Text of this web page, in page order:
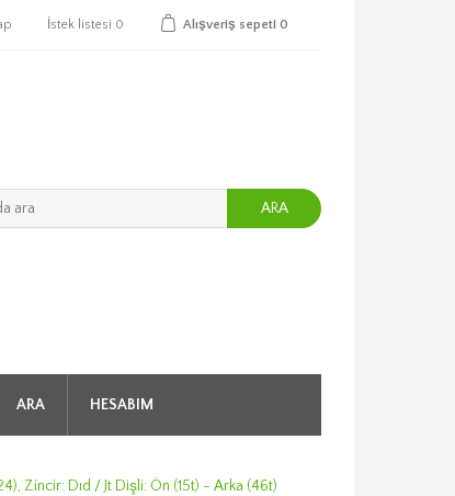
İstek listesi 0 Alışveriş sepeti 0
ARA
ARA HESABIM
Zincir: Dıd / Jt Dişli: Ön (15t) - Arka (46t)